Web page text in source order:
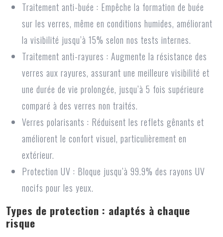
Traitement anti-buée : Empêche la formation de buée
sur les verres, même en conditions humides, améliorant
la visibilité jusqu’à 15% selon nos tests internes.
Traitement anti-rayures : Augmente la résistance des
verres aux rayures, assurant une meilleure visibilité et
une durée de vie prolongée, jusqu’à 5 fois supérieure
comparé à des verres non traités.
Verres polarisants : Réduisent les reflets gênants et
améliorent le confort visuel, particulièrement en
extérieur.
Protection UV : Bloque jusqu’à 99.9% des rayons UV
nocifs pour les yeux.
Types de protection : adaptés à chaque
risque